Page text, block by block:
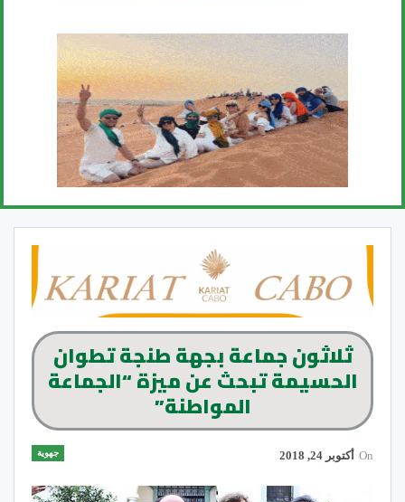
ثلاثون جماعة بجهة طنجة تطوان
الحسيمة تبحث عن ميزة “الجماعة
المواطنة”
جهوية On أكتوبر 24, 2018